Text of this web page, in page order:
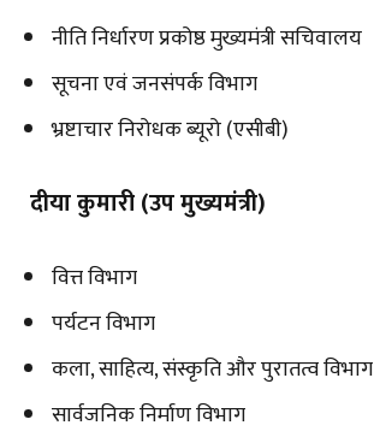
नीति निर्धारण प्रकोष्ठ मुख्यमंत्री सचिवालय
सूचना एवं जनसंपर्क विभाग
भ्रष्टाचार निरोधक ब्यूरो (एसीबी)
दीया कुमारी (उप मुख्यमंत्री)
वित्त विभाग
पर्यटन विभाग
कला, साहित्य, संस्कृति और पुरातत्व विभाग
सार्वजनिक निर्माण विभाग